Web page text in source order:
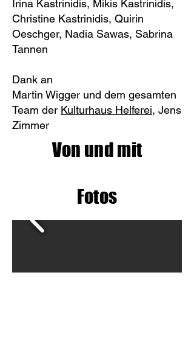
Irina Kastrinidis, Mikis Kastrinidis,
Christine Kastrinidis, Quirin
Oeschger, Nadia Sawas, Sabrina
Tannen
Dank an
Martin Wigger und dem gesamten
Team der Kulturhaus Helferei, Jens
Zimmer
Von und mit
Fotos